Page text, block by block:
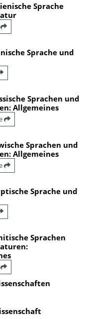
Sprache
Sprache und
Sprachen und
Allgemeines
Sprachen und
Allgemeines
Sprache und
Sprachen